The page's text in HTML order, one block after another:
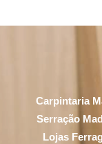
Carpintaria
Serração
Lojas